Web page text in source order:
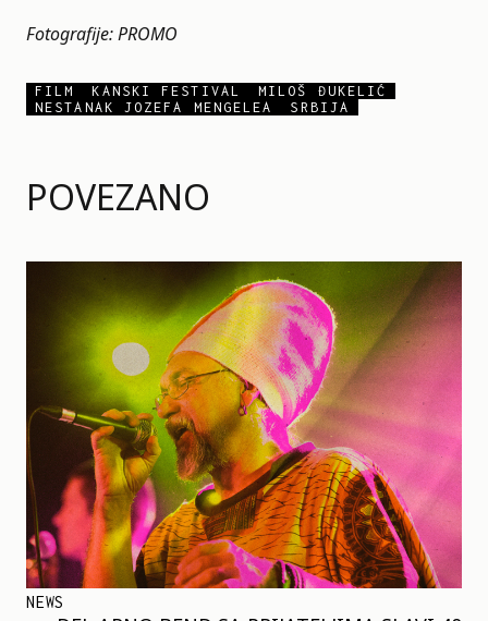
POVEZANO
NEWS
Fotografije: PROMO
FILM KANSKI FESTIVAL
MILOŠ ĐUKELIĆ
NESTANAK JOZEFA MENGELEA
SRBIJA